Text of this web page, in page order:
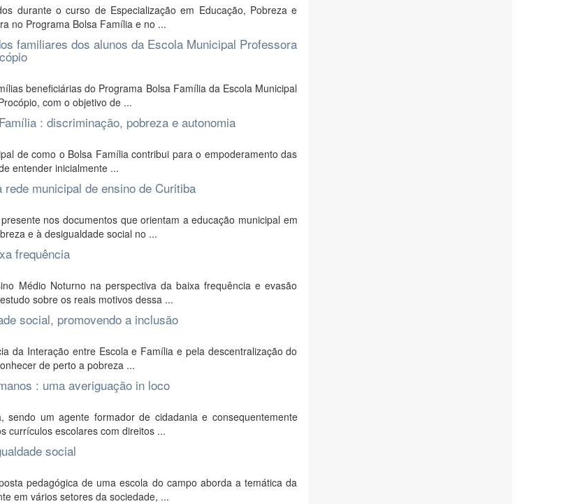
durante o curso de Especialização em Educação, Pobreza e
no Programa Bolsa Família e no ...
familiares dos alunos da Escola Municipal Professora
beneficiárias do Programa Bolsa Família da Escola Municipal
com o objetivo de ...
: discriminação, pobreza e autonomia
de como o Bolsa Família contribui para o empoderamento das
entender inicialmente ...
municipal de ensino de Curitiba
nos documentos que orientam a educação municipal em
e à desigualdade social no ...
frequência
Médio Noturno na perspectiva da baixa frequência e evasão
sobre os reais motivos dessa ...
social, promovendo a inclusão
da Interação entre Escola e Família e pela descentralização do
de perto a pobreza ...
: uma averiguação in loco
um agente formador de cidadania e consequentemente
currículos escolares com direitos ...
social
pedagógica de uma escola do campo aborda a temática da
em vários setores da sociedade, ...